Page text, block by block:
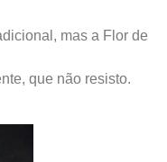
mas a Flor de
que não resisto.